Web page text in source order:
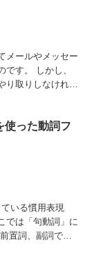
メールやメッセー
す。 しかし、
り取りしなければ
使った動詞フ
いる慣用表現
では「句動詞」に
置詞、副詞でよ